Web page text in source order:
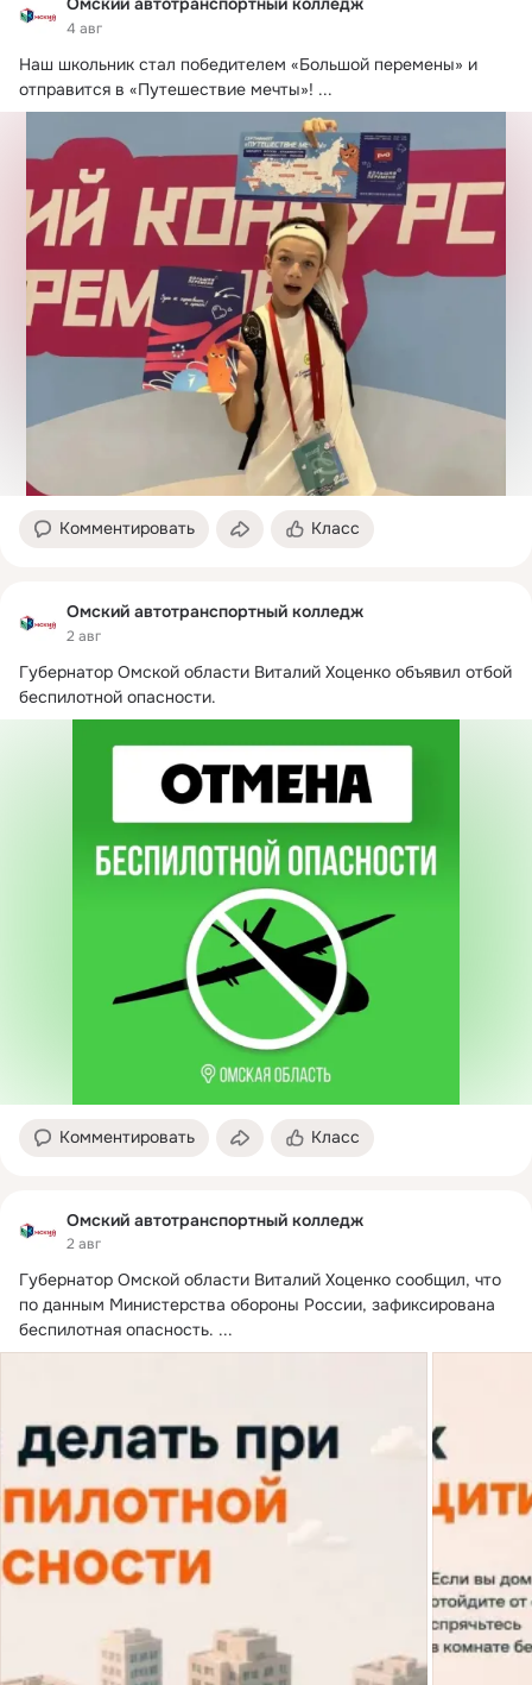
4 авг
Наш школьник стал победителем «Большой перемены» и
отправится в «Путешествие мечты»! ...
Комментировать Класс
Омский автотранспортный колледж
2 авг
Губернатор Омской области Виталий Хоценко объявил отбой
беспилотной опасности.
Комментировать Класс
Омский автотранспортный колледж
2 авг
Губернатор Омской области Виталий Хоценко сообщил, что
по данным Министерства обороны России, зафиксирована
беспилотная опасность. ...